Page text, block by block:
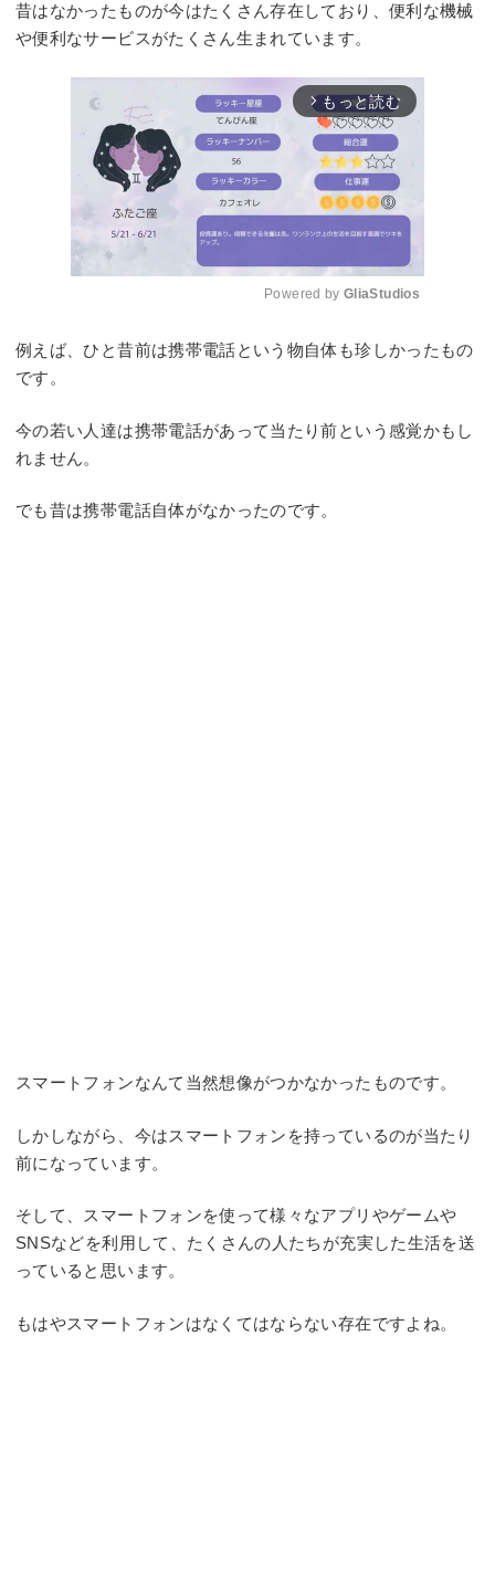
昔はなかったものが今はたくさん存在しており、便利な機械
や便利なサービスがたくさん生まれています。
arrow_forward_ios もっと読む
Powered by GliaStudios
例えば、ひと昔前は携帯電話という物自体も珍しかったもの
です。
今の若い人達は携帯電話があって当たり前という感覚かもし
れません。
でも昔は携帯電話自体がなかったのです。
スマートフォンなんて当然想像がつかなかったものです。
しかしながら、今はスマートフォンを持っているのが当たり
前になっています。
そして、スマートフォンを使って様々なアプリやゲームや
SNSなどを利用して、たくさんの人たちが充実した生活を送
っていると思います。
もはやスマートフォンはなくてはならない存在ですよね。